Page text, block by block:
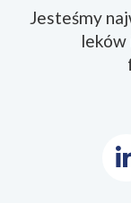
Jesteśmy
leków